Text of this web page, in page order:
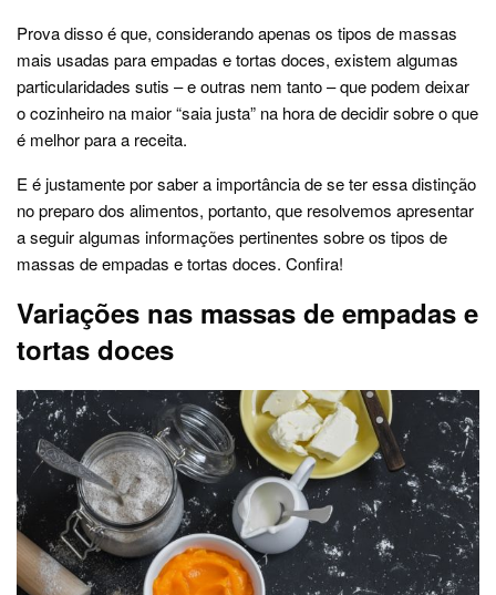
Prova disso é que, considerando apenas os tipos de massas
mais usadas para empadas e tortas doces, existem algumas
particularidades sutis – e outras nem tanto – que podem deixar
o cozinheiro na maior “saia justa” na hora de decidir sobre o que
é melhor para a receita.
E é justamente por saber a importância de se ter essa distinção
no preparo dos alimentos, portanto, que resolvemos apresentar
a seguir algumas informações pertinentes sobre os tipos de
massas de empadas e tortas doces. Confira!
Variações nas massas de empadas e
tortas doces